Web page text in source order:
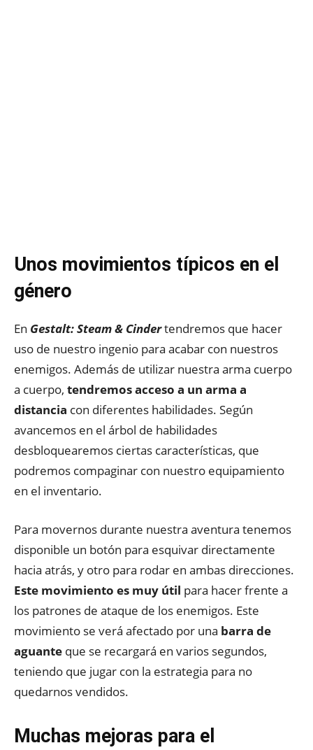
Unos movimientos típicos en el
género
En Gestalt: Steam & Cindertendremos que hacer
uso de nuestro ingenio para acabar con nuestros
enemigos. Además de utilizar nuestra arma cuerpo
a cuerpo, tendremos acceso a un arma a
distancia con diferentes habilidades. Según
avancemos en el árbol de habilidades
desbloquearemos ciertas características, que
podremos compaginar con nuestro equipamiento
en el inventario.
Para movernos durante nuestra aventura tenemos
disponible un botón para esquivar directamente
hacia atrás, y otro para rodar en ambas direcciones.
Este movimiento es muy útil para hacer frente a
los patrones de ataque de los enemigos. Este
movimiento se verá afectado por una barra de
aguante que se recargará en varios segundos,
teniendo que jugar con la estrategia para no
quedarnos vendidos.
Muchas mejoras para el